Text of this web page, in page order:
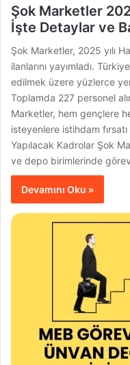
Şok Marketler
İşte Detaylar ve
Şok Marketler, 2025 yılı
ilanlarını yayımladı.
edilmek üzere yüzlerce
Toplamda 227 personel
Marketler, hem gençlere
isteyenlere istihdam
Yapılacak Kadrolar Şok
ve depo birimlerinde
Devamını Oku »